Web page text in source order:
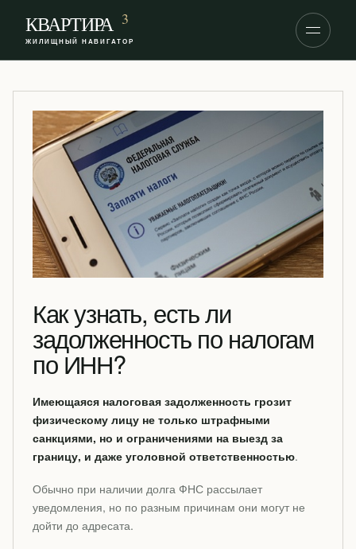
КВАРТИРА 3
ЖИЛИЩНЫЙ НАВИГАТОР
Как узнать, есть ли
задолженность по налогам
по ИНН?
Имеющаяся налоговая задолженность грозит
физическому лицу не только штрафными
санкциями, но и ограничениями на выезд за
границу, и даже уголовной ответственностью.
Обычно при наличии долга ФНС рассылает
уведомления, но по разным причинам они могут не
дойти до адресата.